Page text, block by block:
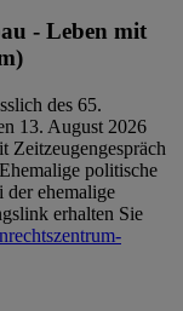
- Leben mit
des 65.
13. August 2026
politische
ehemalige
erhalten Sie